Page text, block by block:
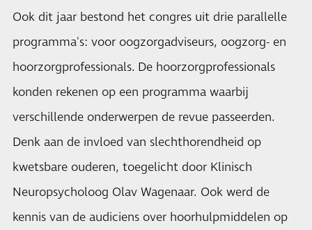
Ook dit jaar bestond het congres uit drie parallelle
programma's: voor oogzorgadviseurs, oogzorg- en
hoorzorgprofessionals. De hoorzorgprofessionals
konden rekenen op een programma waarbij
verschillende onderwerpen de revue passeerden.
Denk aan de invloed van slechthorendheid op
kwetsbare ouderen, toegelicht door Klinisch
Neuropsycholoog Olav Wagenaar. Ook werd de
kennis van de audiciens over hoorhulpmiddelen op